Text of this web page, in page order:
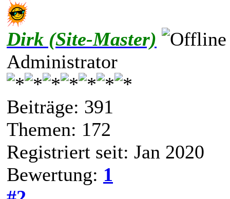
Dirk (Site-Master)
Administrator
Beiträge: 391
Themen: 172
Registriert seit: Jan 2020
Bewertung: 1